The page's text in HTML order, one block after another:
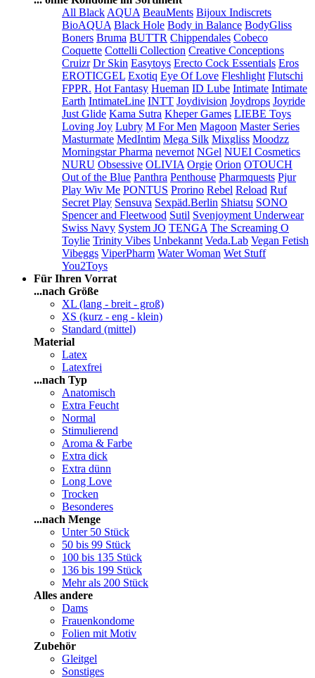
All Black AQUA BeauMents Bijoux Indiscrets
BioAQUA Black Hole Body in Balance BodyGliss
Boners Bruma BUTTR Chippendales Cobeco
Coquette Cottelli Collection Creative Conceptions
Cruizr Dr Skin Easytoys Erecto Cock Essentials Eros
EROTICGEL Exotiq Eye Of Love Fleshlight Flutschi
FPPR. Hot Fantasy Hueman ID Lube Intimate Intimate
Earth IntimateLine INTT Joydivision Joydrops Joyride
Just Glide Kama Sutra Kheper Games LIEBE Toys
Loving Joy Lubry M For Men Magoon Master Series
Masturmate MedIntim Mega Silk Mixgliss Moodzz
Morningstar Pharma nevernot NGel NUEI Cosmetics
NURU Obsessive OLIVIA Orgie Orion OTOUCH
Out of the Blue Panthra Penthouse Pharmquests Pjur
Play Wiv Me PONTUS Prorino Rebel Reload Ruf
Secret Play Sensuva Sexpäd.Berlin Shiatsu SONO
Spencer and Fleetwood Sutil Svenjoyment Underwear
Swiss Navy System JO TENGA The Screaming O
Toylie Trinity Vibes Unbekannt Veda.Lab Vegan Fetish
Vibeggs ViperPharm Water Woman Wet Stuff
You2Toys
Für Ihren Vorrat
...nach Größe
XL (lang - breit - groß)
XS (kurz - eng - klein)
Standard (mittel)
Material
Latex
Latexfrei
...nach Typ
Anatomisch
Extra Feucht
Normal
Stimulierend
Aroma & Farbe
Extra dick
Extra dünn
Long Love
Trocken
Besonderes
...nach Menge
Unter 50 Stück
50 bis 99 Stück
100 bis 135 Stück
136 bis 199 Stück
Mehr als 200 Stück
Alles andere
Dams
Frauenkondome
Folien mit Motiv
Zubehör
Gleitgel
Sonstiges